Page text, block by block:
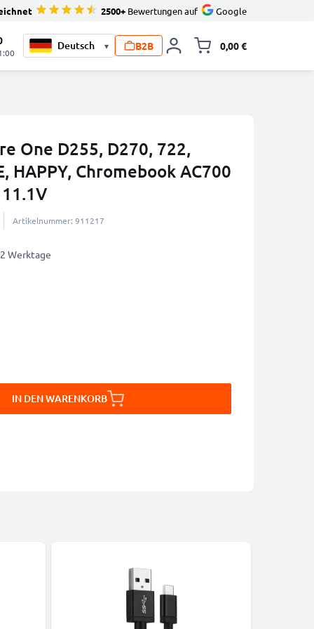
2500+ Bewertungen auf Google
▾ B2B 0,00 €
One D255, D270, 722,
HAPPY, Chromebook AC700
Artikelnummer: 911217
Werktage
IN DEN WARENKORB